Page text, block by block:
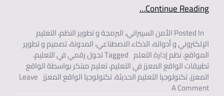
Continue Reading…
Posted Inالأمن السيبراني،البرمجة و تطوير النظم،التعليم
الإلكتروني و أدواته،الذكاء الاصطناعي،المدونة،تصميم و تطوير
المواقع،نظم إدارة التعلم Taggedتحول رقمي في التعليم،
تطبيقات الواقع المعزز في التعليم،تعليم مبتكر بواسطة الواقع
المعزز،تكنولوجيا التعليم الحديثة،تكنولوجيا الواقع المعزز Leave
A Comment